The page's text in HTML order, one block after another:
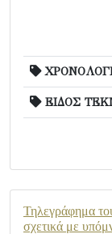
ΕΙΔΟΣ
Τηλεγράφημα
σχετικά με